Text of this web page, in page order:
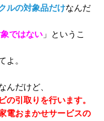
ルの対象品だけなんだ
ではない 」というこ
よ。
んだけど、
の引取りを行います。
電おまかせサービスの